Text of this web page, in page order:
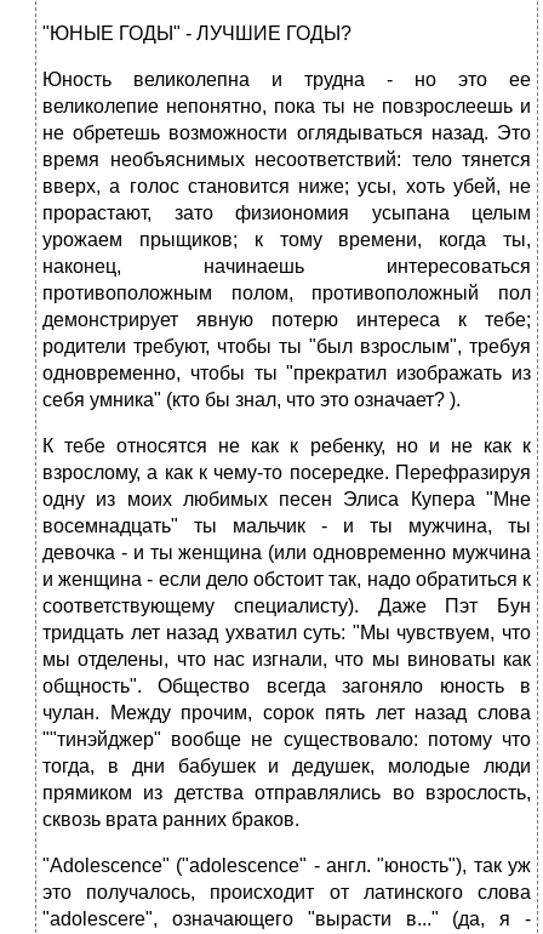
"ЮНЫЕ ГОДЫ" - ЛУЧШИЕ ГОДЫ?
Юность великолепна и трудна - но это ее
великолепие непонятно, пока ты не повзрослеешь и
не обретешь возможности оглядываться назад. Это
время необъяснимых несоответствий: тело тянется
вверх, а голос становится ниже; усы, хоть убей, не
прорастают, зато физиономия усыпана целым
урожаем прыщиков; к тому времени, когда ты,
наконец, начинаешь интересоваться
противоположным полом, противоположный пол
демонстрирует явную потерю интереса к тебе;
родители требуют, чтобы ты "был взрослым", требуя
одновременно, чтобы ты "прекратил изображать из
себя умника" (кто бы знал, что это означает? ).
К тебе относятся не как к ребенку, но и не как к
взрослому, а как к чему-то посередке. Перефразируя
одну из моих любимых песен Элиса Купера "Мне
восемнадцать" ты мальчик - и ты мужчина, ты
девочка - и ты женщина (или одновременно мужчина
и женщина - если дело обстоит так, надо обратиться к
соответствующему специалисту). Даже Пэт Бун
тридцать лет назад ухватил суть: "Мы чувствуем, что
мы отделены, что нас изгнали, что мы виноваты как
общность". Общество всегда загоняло юность в
чулан. Между прочим, сорок пять лет назад слова
""тинэйджер" вообще не существовало: потому что
тогда, в дни бабушек и дедушек, молодые люди
прямиком из детства отправлялись во взрослость,
сквозь врата ранних браков.
"Adolescence" ("adolescence" - англ. "юность"), так уж
это получалось, происходит от латинского слова
"adolescere", означающего "вырасти в..." (да, я -